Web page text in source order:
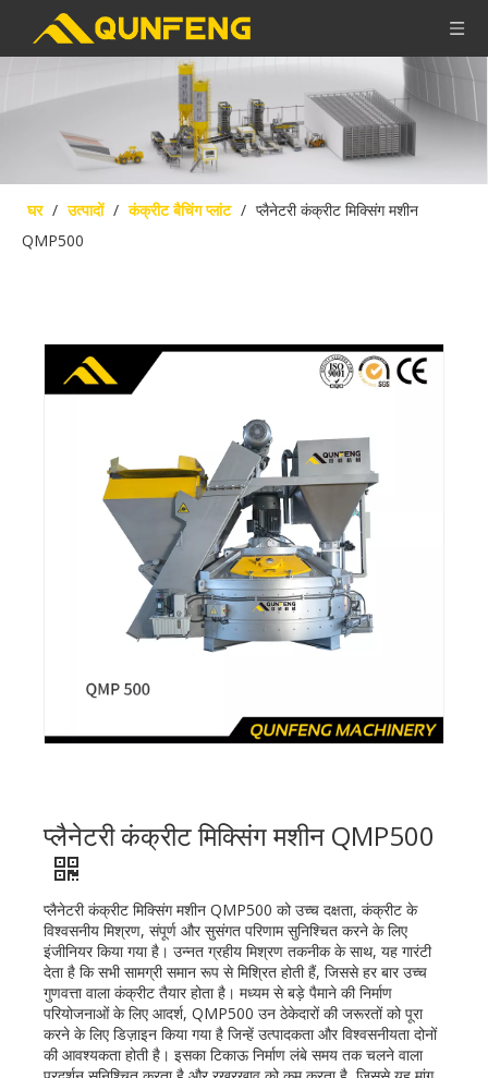
घर / उत्पादों / कंक्रीट बैचिंग प्लांट / प्लैनेटरी कंक्रीट मिक्सिंग मशीन
QMP500
प्लैनेटरी कंक्रीट मिक्सिंग मशीन QMP500
प्लैनेटरी कंक्रीट मिक्सिंग मशीन QMP500 को उच्च दक्षता, कंक्रीट के
विश्वसनीय मिश्रण, संपूर्ण और सुसंगत परिणाम सुनिश्चित करने के लिए
इंजीनियर किया गया है। उन्नत ग्रहीय मिश्रण तकनीक के साथ, यह गारंटी
देता है कि सभी सामग्री समान रूप से मिश्रित होती हैं, जिससे हर बार उच्च
गुणवत्ता वाला कंक्रीट तैयार होता है। मध्यम से बड़े पैमाने की निर्माण
परियोजनाओं के लिए आदर्श, QMP500 उन ठेकेदारों की जरूरतों को पूरा
करने के लिए डिज़ाइन किया गया है जिन्हें उत्पादकता और विश्वसनीयता दोनों
की आवश्यकता होती है। इसका टिकाऊ निर्माण लंबे समय तक चलने वाला